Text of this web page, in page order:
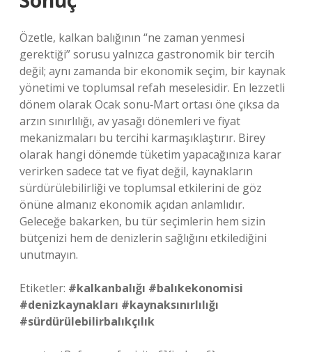
Özetle, kalkan balığının “ne zaman yenmesi
gerektiği” sorusu yalnızca gastronomik bir tercih
değil; aynı zamanda bir ekonomik seçim, bir kaynak
yönetimi ve toplumsal refah meselesidir. En lezzetli
dönem olarak Ocak sonu‑Mart ortası öne çıksa da
arzın sınırlılığı, av yasağı dönemleri ve fiyat
mekanizmaları bu tercihi karmaşıklaştırır. Birey
olarak hangi dönemde tüketim yapacağınıza karar
verirken sadece tat ve fiyat değil, kaynakların
sürdürülebilirliği ve toplumsal etkilerini de göz
önüne almanız ekonomik açıdan anlamlıdır.
Geleceğe bakarken, bu tür seçimlerin hem sizin
bütçenizi hem de denizlerin sağlığını etkilediğini
unutmayın.
Etiketler: #kalkanbalığı #balıkekonomisi
#denizkaynakları #kaynak­sınırlılığı
#sürdürülebilirbalıkçılık